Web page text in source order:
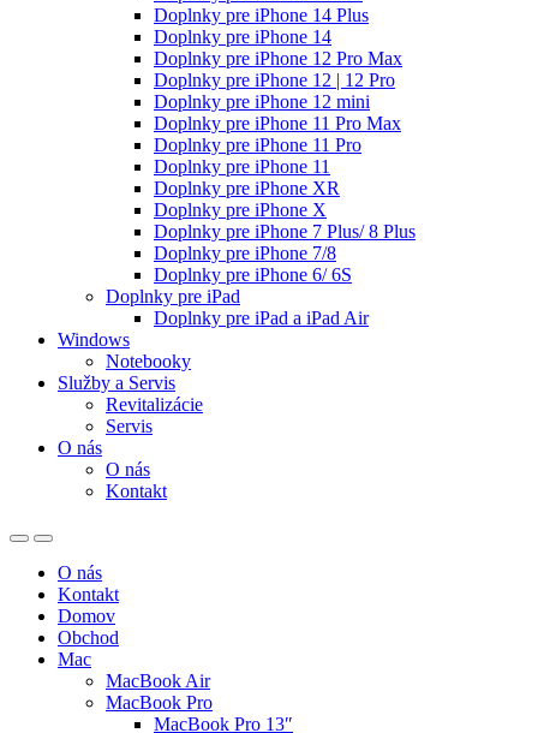
Doplnky pre iPhone 14 Plus
Doplnky pre iPhone 14
Doplnky pre iPhone 12 Pro Max
Doplnky pre iPhone 12 | 12 Pro
Doplnky pre iPhone 12 mini
Doplnky pre iPhone 11 Pro Max
Doplnky pre iPhone 11 Pro
Doplnky pre iPhone 11
Doplnky pre iPhone XR
Doplnky pre iPhone X
Doplnky pre iPhone 7 Plus/ 8 Plus
Doplnky pre iPhone 7/8
Doplnky pre iPhone 6/ 6S
Doplnky pre iPad
Doplnky pre iPad a iPad Air
Windows
Notebooky
Služby a Servis
Revitalizácie
Servis
O nás
O nás
Kontakt
O nás
Kontakt
Domov
Obchod
Mac
MacBook Air
MacBook Pro
MacBook Pro 13″